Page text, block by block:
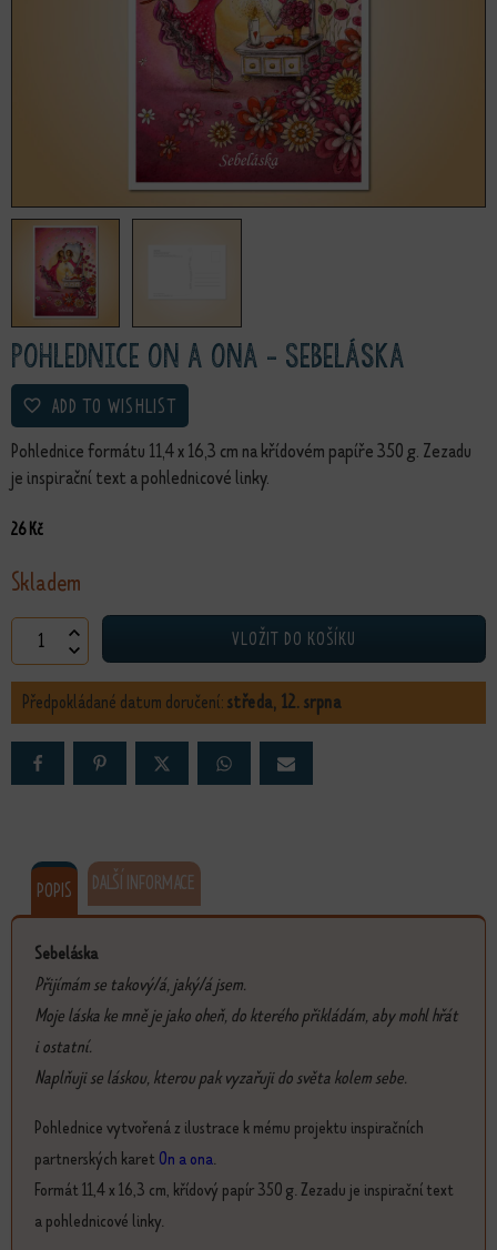
Pohlednice on a ona - Sebeláska
ADD TO WISHLIST
Pohlednice formátu 11,4 x 16,3 cm na křídovém papíře 350 g. Zezadu
je inspirační text a pohlednicové linky.
26Kč
Skladem
Pohlednice on a ona - Sebeláska množstvíVLOŽIT DO KOŠÍKU
Předpokládané datum doručení:středa, 12. srpna
POPIS DALŠÍ INFORMACE
Sebeláska
Přijímám se takový/á, jaký/á jsem.
Moje láska ke mně je jako oheň, do kterého přikládám, aby mohl hřát
i ostatní.
Naplňuji se láskou, kterou pak vyzařuji do světa kolem sebe.
Pohlednice vytvořená z ilustrace k mému projektu inspiračních
partnerských karet On a ona.
Formát 11,4 x 16,3 cm, křídový papír 350 g. Zezadu je inspirační text
a pohlednicové linky.